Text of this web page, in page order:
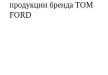
продукции бренда TOM
FORD